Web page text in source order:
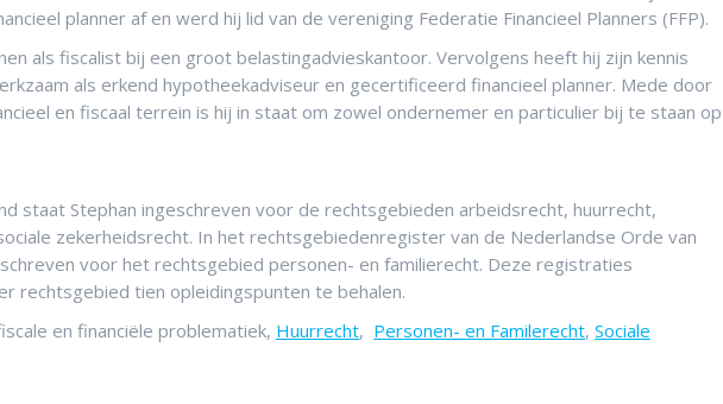
planner af en werd hij lid van de vereniging Federatie Financieel Planners (FFP).
als fiscalist bij een groot belastingadvieskantoor. Vervolgens heeft hij zijn kennis
als erkend hypotheekadviseur en gecertificeerd financieel planner. Mede door
en fiscaal terrein is hij in staat om zowel ondernemer en particulier bij te staan op
staat Stephan ingeschreven voor de rechtsgebieden arbeidsrecht, huurrecht,
zekerheidsrecht. In het rechtsgebiedenregister van de Nederlandse Orde van
voor het rechtsgebied personen- en familierecht. Deze registraties
rechtsgebied tien opleidingspunten te behalen.
en financiële problematiek, Huurrecht, Personen- en Familerecht, Sociale